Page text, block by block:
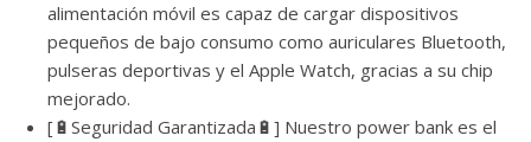
alimentación móvil es capaz de cargar dispositivos
pequeños de bajo consumo como auriculares Bluetooth,
pulseras deportivas y el Apple Watch, gracias a su chip
mejorado.
[🔋Seguridad Garantizada🔋] Nuestro power bank es el